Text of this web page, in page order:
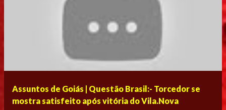
Assuntos de Goiás | Questão Brasil:- Torcedor se
mostra satisfeito após vitória do Vila.Nova